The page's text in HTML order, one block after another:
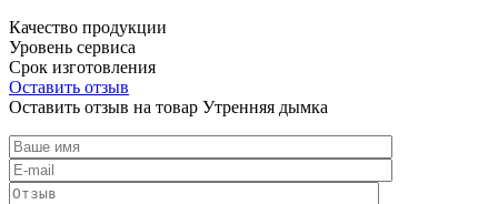
Качество продукции
Уровень сервиса
Срок изготовления
Оставить отзыв
Оставить отзыв на товар Утренняя дымка